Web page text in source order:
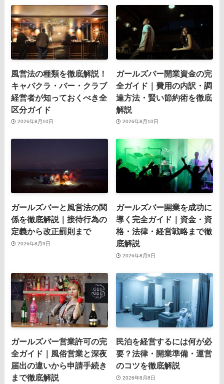
風営法の種類を徹底解説！
キャバクラ・バー・クラブ
経営者が知っておくべき全
区分ガイド
2026年8月10日
ガールズバー開業資金の完
全ガイド｜費用の内訳・調
達方法・賢い節約術を徹底
解説
2026年8月10日
ガールズバーと風営法の関
係を徹底解説｜接待行為の
定義から改正罰則まで
2026年8月9日
ガールズバー開業を成功に
導く完全ガイド｜資金・資
格・法律・経営戦略まで徹
底解説
2026年8月9日
ガールズバー営業許可の完
全ガイド｜風俗営業と深夜
届出の違いから申請手続き
まで徹底解説
民泊を経営するには何が必
要？法律・開業準備・運営
のコツを徹底解説
2026年8月8日